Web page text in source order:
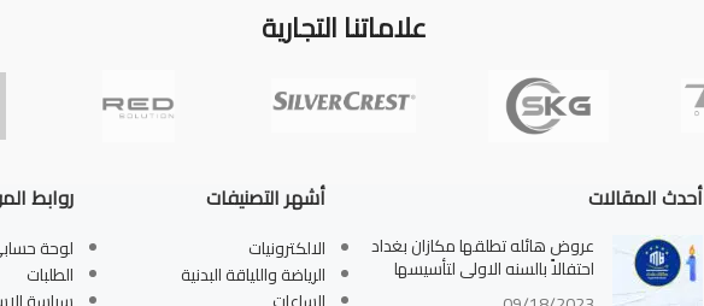
علاماتنا التجارية
أحدث المقالات
عروض هائله تطلقها مكازان بغداد
احتفالاً بالسنه الاولى لتأسيسها
أشهر التصنيفات
الالكترونيات
الرياضة واللياقة البدنية
روابط
لوحة
الطلبات